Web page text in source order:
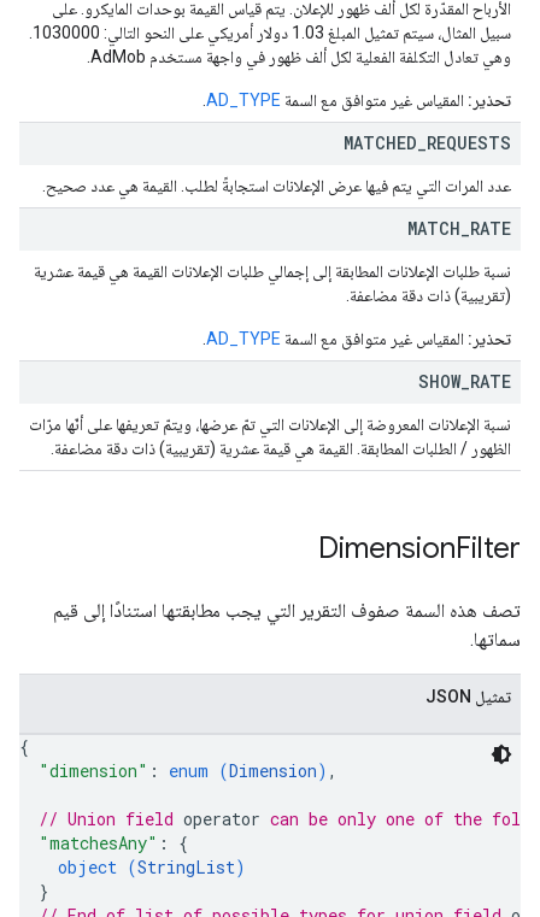
الأرباح المقدّرة لكل ألف ظهور للإعلان. يتم قياس القيمة بوحدات المايكرو. على
وهي تعادل التكلفة الفعلية لكل ألف ظهور في واجهة مستخدم AdMob.
تحذير: المقياس غير متوافق مع السمة AD_TYPE
MATCHED REQUESTS
عدد المرات التي يتم فيها عرض الإعلانات استجابةً لطلب. القيمة هي عدد صحيح.
MATCH RATE
نسبة طلبات الإعلانات المطابقة إلى إجمالي طلبات الإعلانات القيمة هي قيمة عشرية
(تقريبية) ذات دقة مضاعفة.
تحذير: المقياس غير متوافق مع السمة AD_TYPE
SHOW_ RATE
نسبة الإعلانات المعروضة إلى الإعلانات التي تمّ عرضها، ويتمّ تعريفها على أنّها مرّات
الظهور / الطلبات المطابقة. القيمة هي قيمة عشرية (تقريبية) ذات دقة مضاعفة.
DimensionFilter
تصف هذه السمة صفوف التقرير التي يجب مطابقتها استنادًا إلى قيم
سماتها.
تمثيل JSON
{
"dimension" : enum (Dimension) ,
// Union field operator can be only one of the
"matchesAny" : {
object (StringList)
}